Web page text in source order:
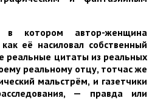
котором автор-женщина
её насиловал собственный
реальные цитаты из реальных
реальному отцу, тотчас же
мальстрём, и газетчики
— правда или